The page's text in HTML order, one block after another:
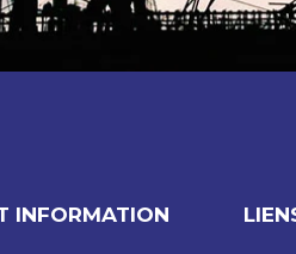
INFORMATION